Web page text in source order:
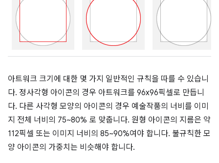
아트워크 크기에 대한 몇 가지 일반적인 규칙을 따를 수 있습니
다. 정사각형 아이콘의 경우 아트워크를 96x96픽셀로 만듭니
다. 다른 사각형 모양의 아이콘의 경우 예술작품의 너비를 이미
지 전체 너비의 75~80% 로 맞춥니다. 원형 아이콘의 지름은 약
112픽셀 또는 이미지 너비의 85~90%여야 합니다. 불규칙한 모
양 아이콘의 가중치는 비슷해야 합니다.